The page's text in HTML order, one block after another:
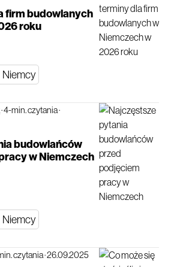
firm budowlanych
roku
Niemcy
·4-min. czytania·
budowlańców
w Niemczech
Niemcy
czytania·26.09.2025